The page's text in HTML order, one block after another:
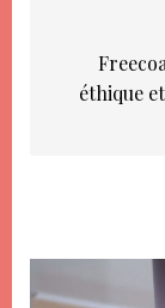
éthique